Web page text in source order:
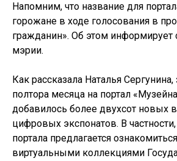
Напомним, что название для
горожане в ходе голосования в
гражданин». Об этом информирует
мэрии.
Как рассказала Наталья
полтора месяца на портал
добавилось более двухсот новых
цифровых экспонатов. В
портала предлагается
виртуальными коллекциями